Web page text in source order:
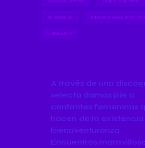
0 VIBES MAGO
SHARE
A través de una
selecta damos pie a
cantantes femeninas
hacen de la existencia
bienaventuranza.
Encuentros